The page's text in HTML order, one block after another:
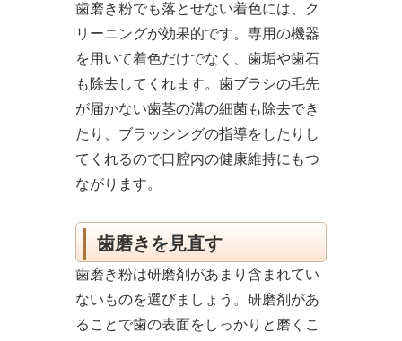
歯磨き粉でも落とせない着色には、ク
リーニングが効果的です。専用の機器
を用いて着色だけでなく、歯垢や歯石
も除去してくれます。歯ブラシの毛先
が届かない歯茎の溝の細菌も除去でき
たり、ブラッシングの指導をしたりし
てくれるので口腔内の健康維持にもつ
ながります。
歯磨きを見直す
歯磨き粉は研磨剤があまり含まれてい
ないものを選びましょう。研磨剤があ
ることで歯の表面をしっかりと磨くこ